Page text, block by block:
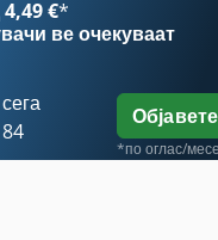
4,49 €*
ве очекуваат
*по оглас/